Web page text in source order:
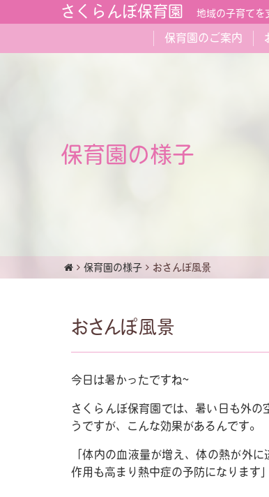
さくらんぼ保育園 地域の子育てを
保育園のご案内
保育園の様子
保育園の様子 おさんぽ風景
おさんぽ風景
今日は暑かったですね~
さくらんぼ保育園では、暑い日も外
うですが、こんな効果がある
「体内の血液量が増え、体の熱が外
作用も高まり熱中症の予防になります」